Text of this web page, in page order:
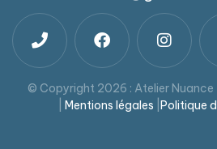
© Copyright 2026 : Atelier Nuance
Mentions légales Politique